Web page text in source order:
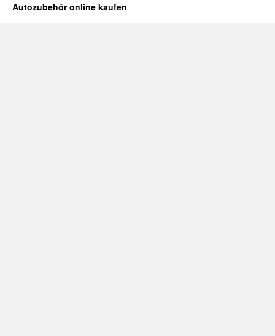
Autozubehör online kaufen